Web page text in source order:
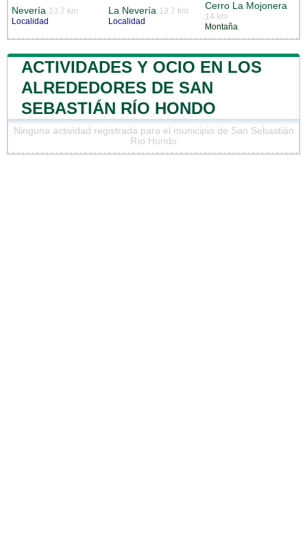
Nevería 13.7 km
Localidad
La Nevería 13.7 km
Localidad
Cerro La Mojonera
14 km
Montaña
ACTIVIDADES Y OCIO EN LOS
ALREDEDORES DE SAN
SEBASTIÁN RÍO HONDO
Ninguna actividad registrada para el municipio de San Sebastián
Río Hondo